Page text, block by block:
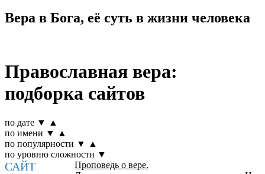
Вера в Бога, её суть в жизни человека
Православная вера:
подборка сайтов
по дате ▼
▲
по имени ▼
▲
по популярности ▼
▲
по уровню сложности ▼
САЙТ
Проповедь о вере.